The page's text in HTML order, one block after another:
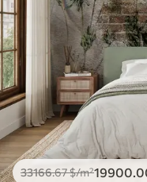
33166.67$/m²19900